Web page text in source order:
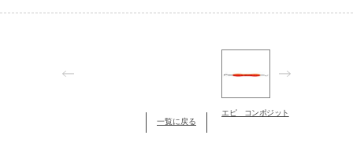
一覧に戻る
エピ コンポジット